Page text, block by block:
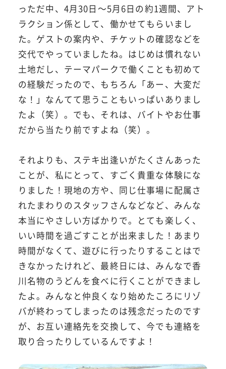
っただ中、4月30日～5月6日の約1週間、アト
ラクション係として、働かせてもらいまし
た。ゲストの案内や、チケットの確認などを
交代でやっていましたね。はじめは慣れない
土地だし、テーマパークで働くことも初めて
の経験だったので、もちろん「あー、大変だ
な！」なんてて思うこともいっぱいありまし
たよ（笑）。でも、それは、バイトやお仕事
だから当たり前ですよね（笑）。
それよりも、ステキ出逢いがたくさんあった
ことが、私にとって、すごく貴重な体験にな
りました！現地の方や、同じ仕事場に配属さ
れたまわりのスタッフさんなどなど、みんな
本当にやさしい方ばかりで。とても楽しく、
いい時間を過ごすことが出来ました！あまり
時間がなくて、遊びに行ったりすることはで
きなかったけれど、最終日には、みんなで香
川名物のうどんを食べに行くことができまし
たよ。みんなと仲良くなり始めたころにリゾ
バが終わってしまったのは残念だったのです
が、お互い連絡先を交換して、今でも連絡を
取り合ったりしているんですよ！